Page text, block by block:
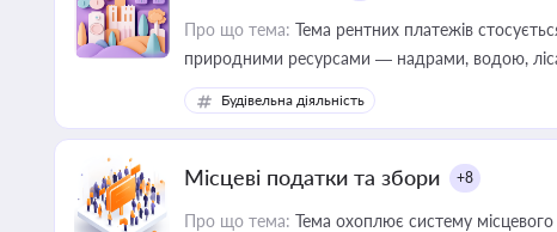
Про що тема: Тема рентних платежів
природними ресурсами — надрами, водою,
Будівельна діяльність
Місцеві податки та збори +8
Про що тема: Тема охоплює систему місцевого